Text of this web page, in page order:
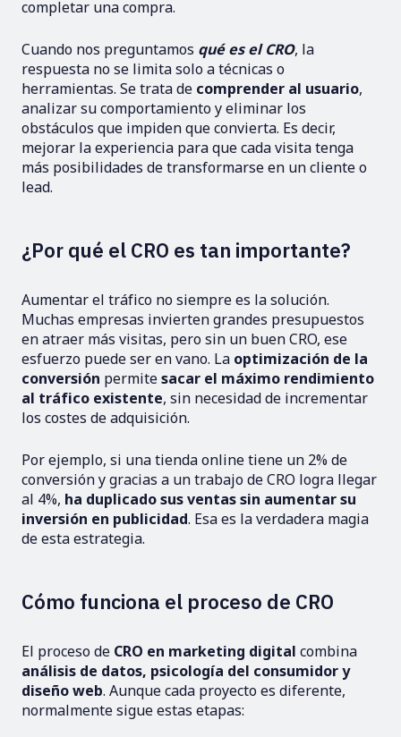
completar una compra.
Cuando nos preguntamos qué es el CRO, la
respuesta no se limita solo a técnicas o
herramientas. Se trata de comprender al usuario,
analizar su comportamiento y eliminar los
obstáculos que impiden que convierta. Es decir,
mejorar la experiencia para que cada visita tenga
más posibilidades de transformarse en un cliente o
lead.
¿Por qué el CRO es tan importante?
Aumentar el tráfico no siempre es la solución.
Muchas empresas invierten grandes presupuestos
en atraer más visitas, pero sin un buen CRO, ese
esfuerzo puede ser en vano. La optimización de la
conversión permitesacar el máximo rendimiento
al tráfico existente, sin necesidad de incrementar
los costes de adquisición.
Por ejemplo, si una tienda online tiene un 2% de
conversión y gracias a un trabajo de CRO logra llegar
al 4%, ha duplicado sus ventas sin aumentar su
inversión en publicidad. Esa es la verdadera magia
de esta estrategia.
Cómo funciona el proceso de CRO
El proceso de CRO en marketing digital combina
análisis de datos, psicología del consumidor y
diseño web. Aunque cada proyecto es diferente,
normalmente sigue estas etapas: